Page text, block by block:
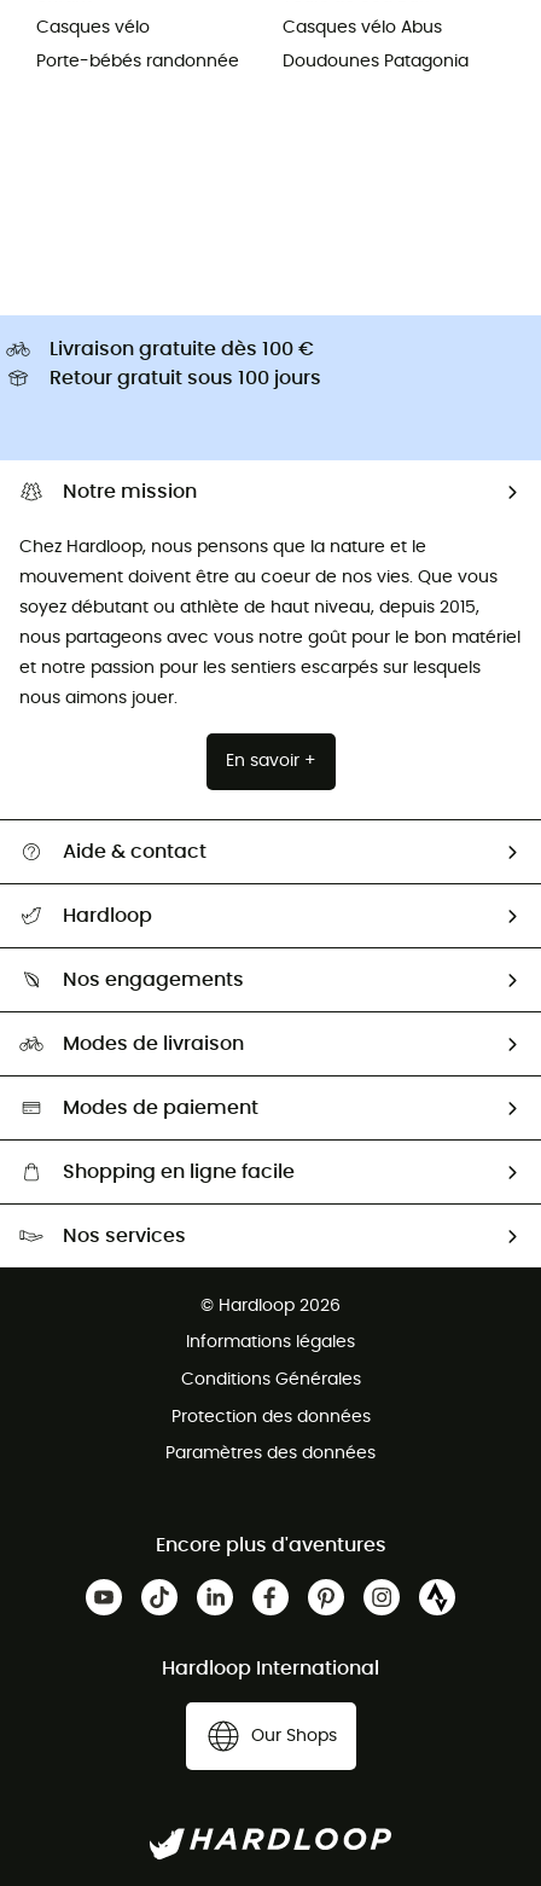
Casques vélo
Porte-bébés randonnée
Casques vélo Abus
Doudounes Patagonia
Livraison gratuite dès 100 €
Retour gratuit sous 100 jours
Notre mission
Chez Hardloop, nous pensons que la nature et le
mouvement doivent être au coeur de nos vies. Que vous
soyez débutant ou athlète de haut niveau, depuis 2015,
nous partageons avec vous notre goût pour le bon matériel
et notre passion pour les sentiers escarpés sur lesquels
nous aimons jouer.
En savoir +
Aide & contact
Retour & remboursement
Guide des tailles
Seconde Main
Aide & Contact
Hardloop
HardGuides
Nos engagements
Sélection éco-responsable
Modes de livraison
Modes de paiement
Shopping en ligne facile
Nos services
© Hardloop 2026
Informations légales
Conditions Générales
Protection des données
Paramètres des données
Encore plus d'aventures
Hardloop International
Our Shops